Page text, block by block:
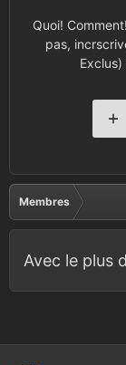
Quoi!
pas,
Membres
Avec le plus